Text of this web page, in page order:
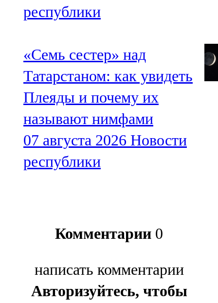
республики
«Семь сестер» над
Татарстаном: как увидеть
Плеяды и почему их
называют нимфами
07 августа 2026 Новости
республики
Комментарии 0
написать комментарии
Авторизуйтесь, чтобы